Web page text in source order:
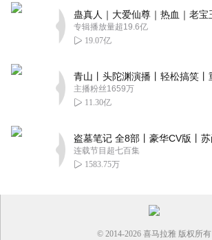
专辑播放量超19.6亿
19.07亿
主播粉丝1659万
11.30亿
连载节目超七百集
1583.75万
© 2014-2026 喜马拉雅 版权所有